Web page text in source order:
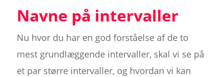
Navne på intervaller
Nu hvor du har en god forståelse af de to
mest grundlæggende intervaller, skal vi se på
et par større intervaller, og hvordan vi kan